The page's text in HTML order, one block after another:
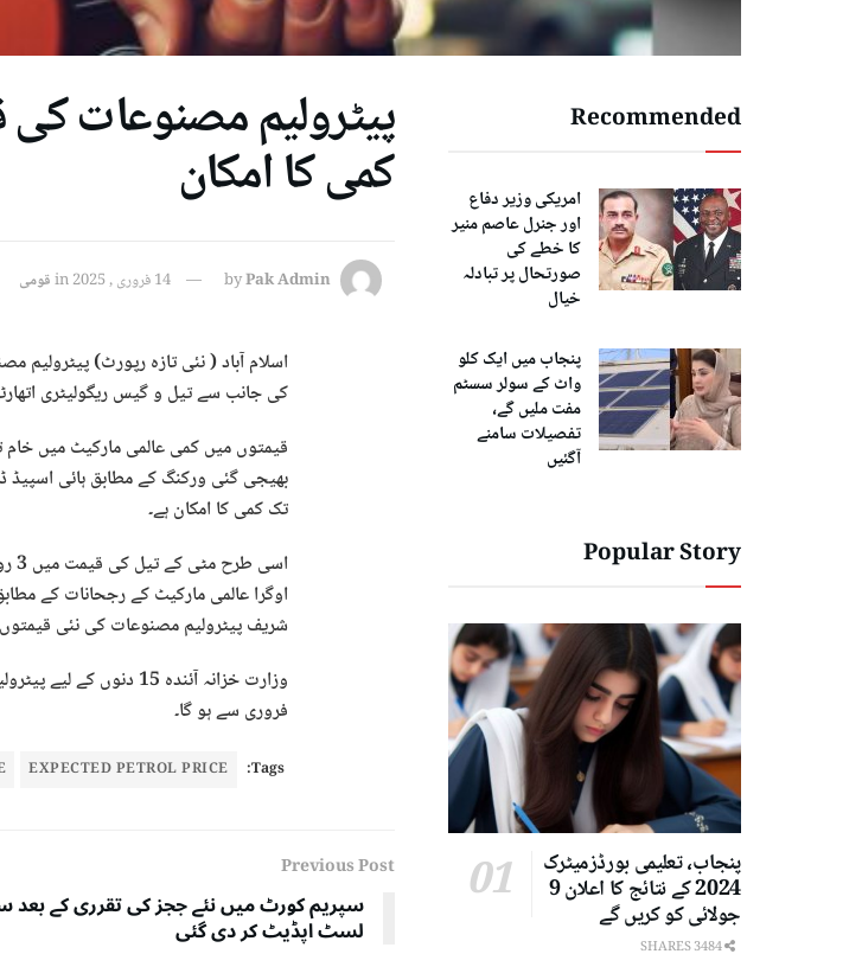
پیٹرولیم مصنوعات
کمی کا امکان
byPak Admin 14 فروری , 2025 inقومی
کی جانب سے تیل و گیس ریگولیٹری
قیمتوں میں کمی عالمی مارکیٹ میں
تک کمی کا امکان ہے۔
شریف پیٹرولیم مصنوعات کی نئی
فروری سے ہو گا۔
Tags:
EXPECTED PETROL PRICE
Previous Post
سپریم کورٹ میں نئے ججز کی تقرری کے بعد
لسٹ اپڈیٹ کر دی گئی
Recommended
امریکی وزیر دفاع
اور جنرل عاصم منیر
کا خطے کی
صورتحال پر تبادلہ
خیال
پنجاب میں ایک کلو
واٹ کے سولر سسٹم
مفت ملیں گے،
تفصیلات سامنے
آگئیں
Popular Story
پنجاب، تعلیمی بورڈزمیٹرک
2024 کے نتائج کا اعلان 9
جولائی کو کریں گے